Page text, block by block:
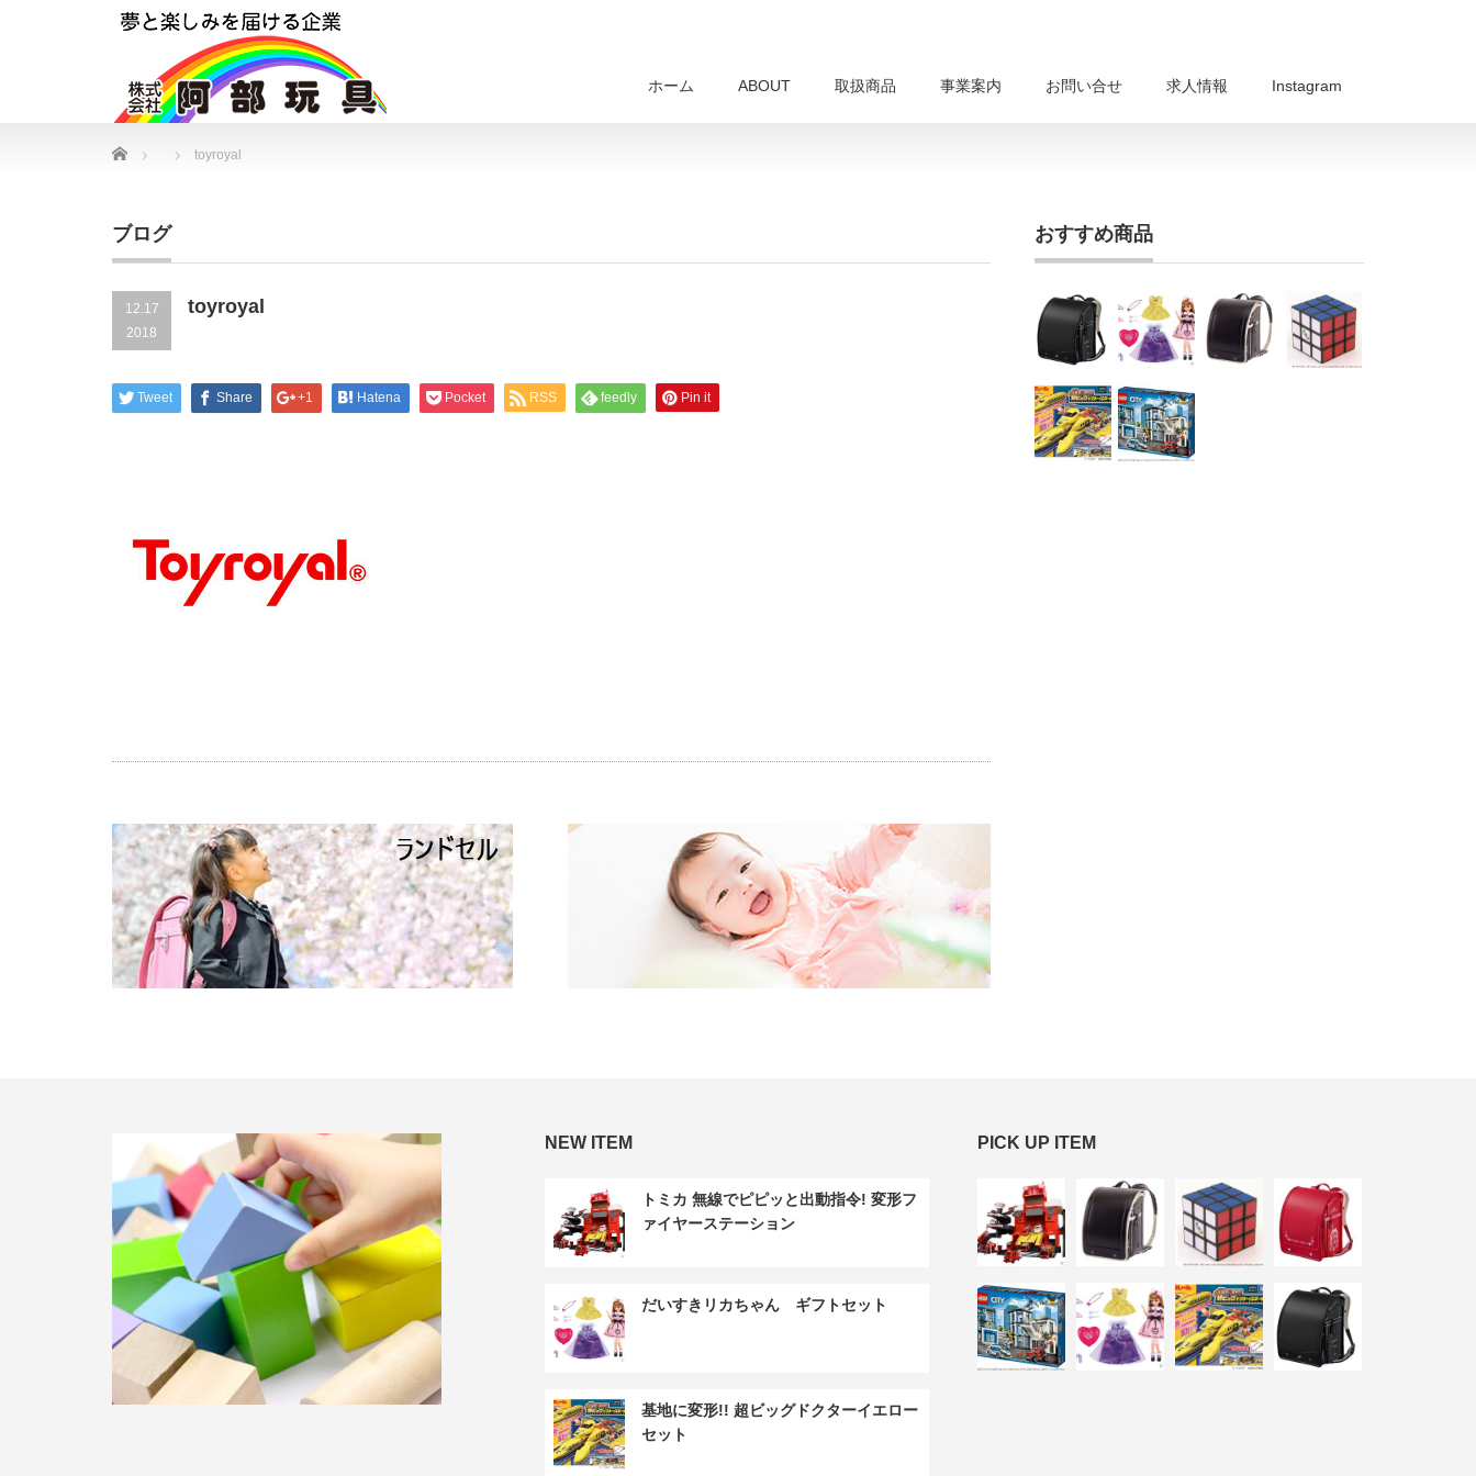
ホーム ABOUT 取扱商品 事業案内 お問い合せ 求人情報 Instagram
Home toyroyal
ブログ
12.17
2018
toyroyal
Tweet Share +1 Hatena Pocket RSS feedly Pin it
おすすめ商品
NEW ITEM
トミカ 無線でピピッと出動指令! 変形フ
ァイヤーステーション
だいすきリカちゃん ギフトセット
基地に変形!! 超ビッグドクターイエロー
セット
PICK UP ITEM